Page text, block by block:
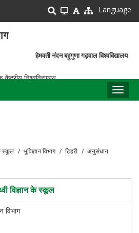
Language
बहुगुणा गढ़वाल विश्वविद्यालय
स्कूल भूविज्ञान विभाग टिहरी अनुसंधान
विज्ञान के स्कूल
विभाग